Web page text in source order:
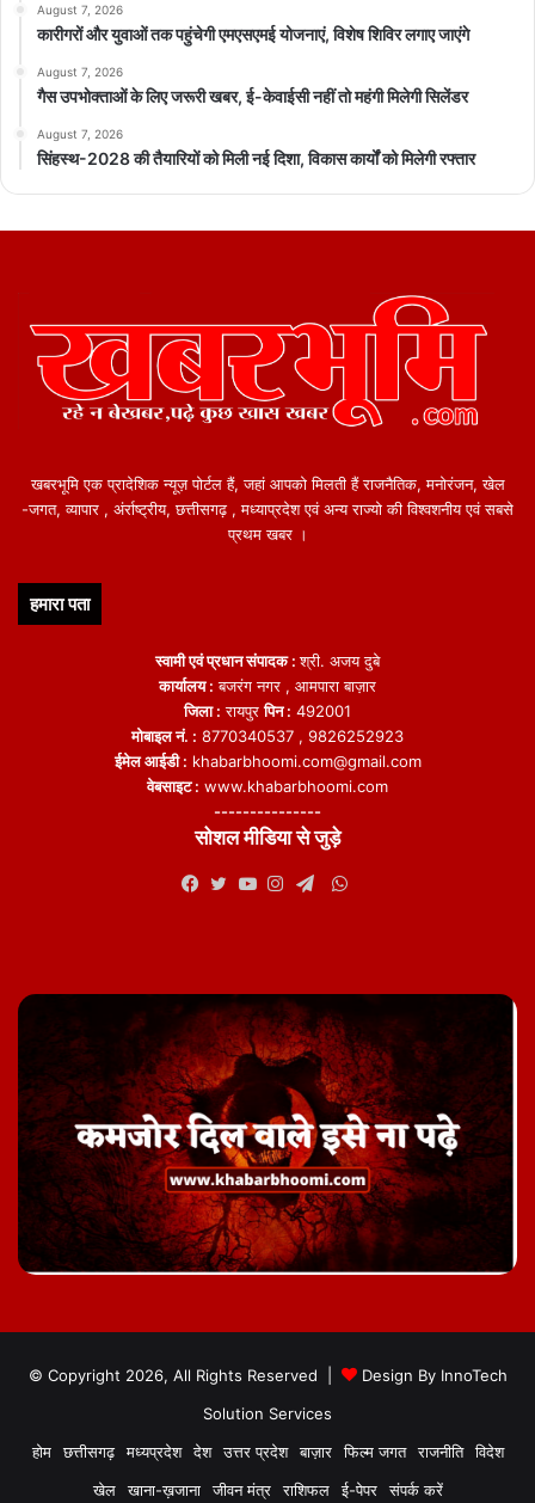
August 7, 2026
कारीगरों और युवाओं तक पहुंचेगी एमएसएमई योजनाएं, विशेष शिविर लगाए जाएंगे
August 7, 2026
गैस उपभोक्ताओं के लिए जरूरी खबर, ई-केवाईसी नहीं तो महंगी मिलेगी सिलेंडर
August 7, 2026
सिंहस्थ-2028 की तैयारियों को मिली नई दिशा, विकास कार्यों को मिलेगी रफ्तार
खबरभूमि एक प्रादेशिक न्यूज़ पोर्टल हैं, जहां आपको मिलती हैं राजनैतिक, मनोरंजन, खेल
-जगत, व्यापार , अंर्राष्ट्रीय, छत्तीसगढ़ , मध्याप्रदेश एवं अन्य राज्यो की विश्वशनीय एवं सबसे
प्रथम खबर ।
हमारा पता
स्वामी एवं प्रधान संपादक :श्री. अजय दुबे
कार्यालय : बजरंग नगर , आमपारा बाज़ार
जिला : रायपुरपिन : 492001
मोबाइल नं. : 8770340537 , 9826252923
ईमेल आईडी : khabarbhoomi.com@gmail.com
वेबसाइट : www.khabarbhoomi.com
---------------
सोशल मीडिया से जुड़े
WhatsApp
© Copyright 2026, All Rights Reserved | Design By InnoTech
Solution Services
होम
छत्तीसगढ़ मध्यप्रदेश देश उत्तर प्रदेश बाज़ार फिल्म जगत राजनीति
विदेश
खेल
खाना-ख़जाना जीवन मंत्र राशिफल ई-पेपर संपर्क करें